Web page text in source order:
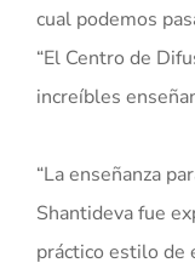
cual podemos
“El Centro de
increíbles
“La enseñanza
Shantideva fue
práctico estilo de